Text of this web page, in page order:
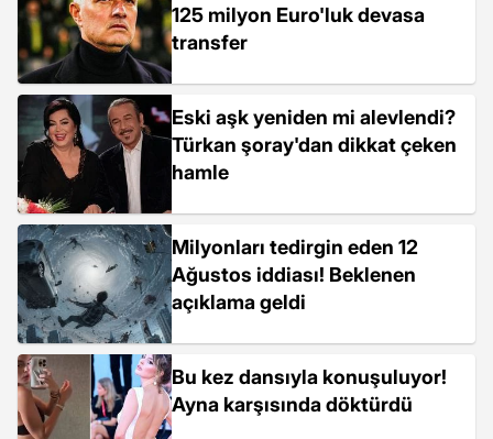
125 milyon Euro'luk devasa
transfer
Eski aşk yeniden mi alevlendi?
Türkan şoray'dan dikkat çeken
hamle
Milyonları tedirgin eden 12
Ağustos iddiası! Beklenen
açıklama geldi
Bu kez dansıyla konuşuluyor!
Ayna karşısında döktürdü